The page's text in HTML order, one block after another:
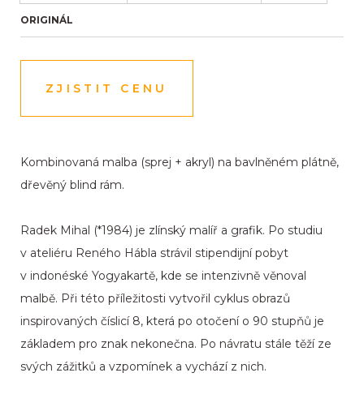
ORIGINÁL
ZJISTIT CENU
Kombinovaná malba (sprej + akryl) na bavlněném plátně,
dřevěný blind rám.
Radek Mihal (*1984) je zlínský malíř a grafik. Po studiu
v ateliéru Reného Hábla strávil stipendijní pobyt
v indonéské Yogyakartě, kde se intenzivně věnoval
malbě. Při této příležitosti vytvořil cyklus obrazů
inspirovaných číslicí 8, která po otočení o 90 stupňů je
základem pro znak nekonečna. Po návratu stále těží ze
svých zážitků a vzpomínek a vychází z nich.